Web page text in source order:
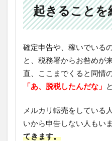
起きることを
確定申告や、稼いでいる
と、税務署からお咎めが
直、ここまでくると同情
「あ、脱税したんだな」
メルカリ転売をしている
いから申告しない人もいま
てきます。